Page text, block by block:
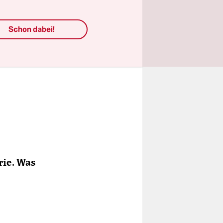
Was
Schon dabei!